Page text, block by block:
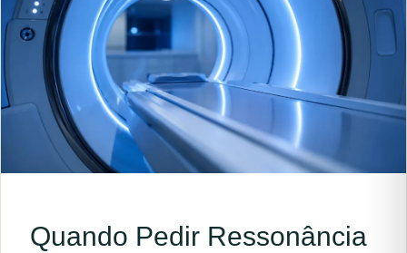
Quando Pedir Ressonância